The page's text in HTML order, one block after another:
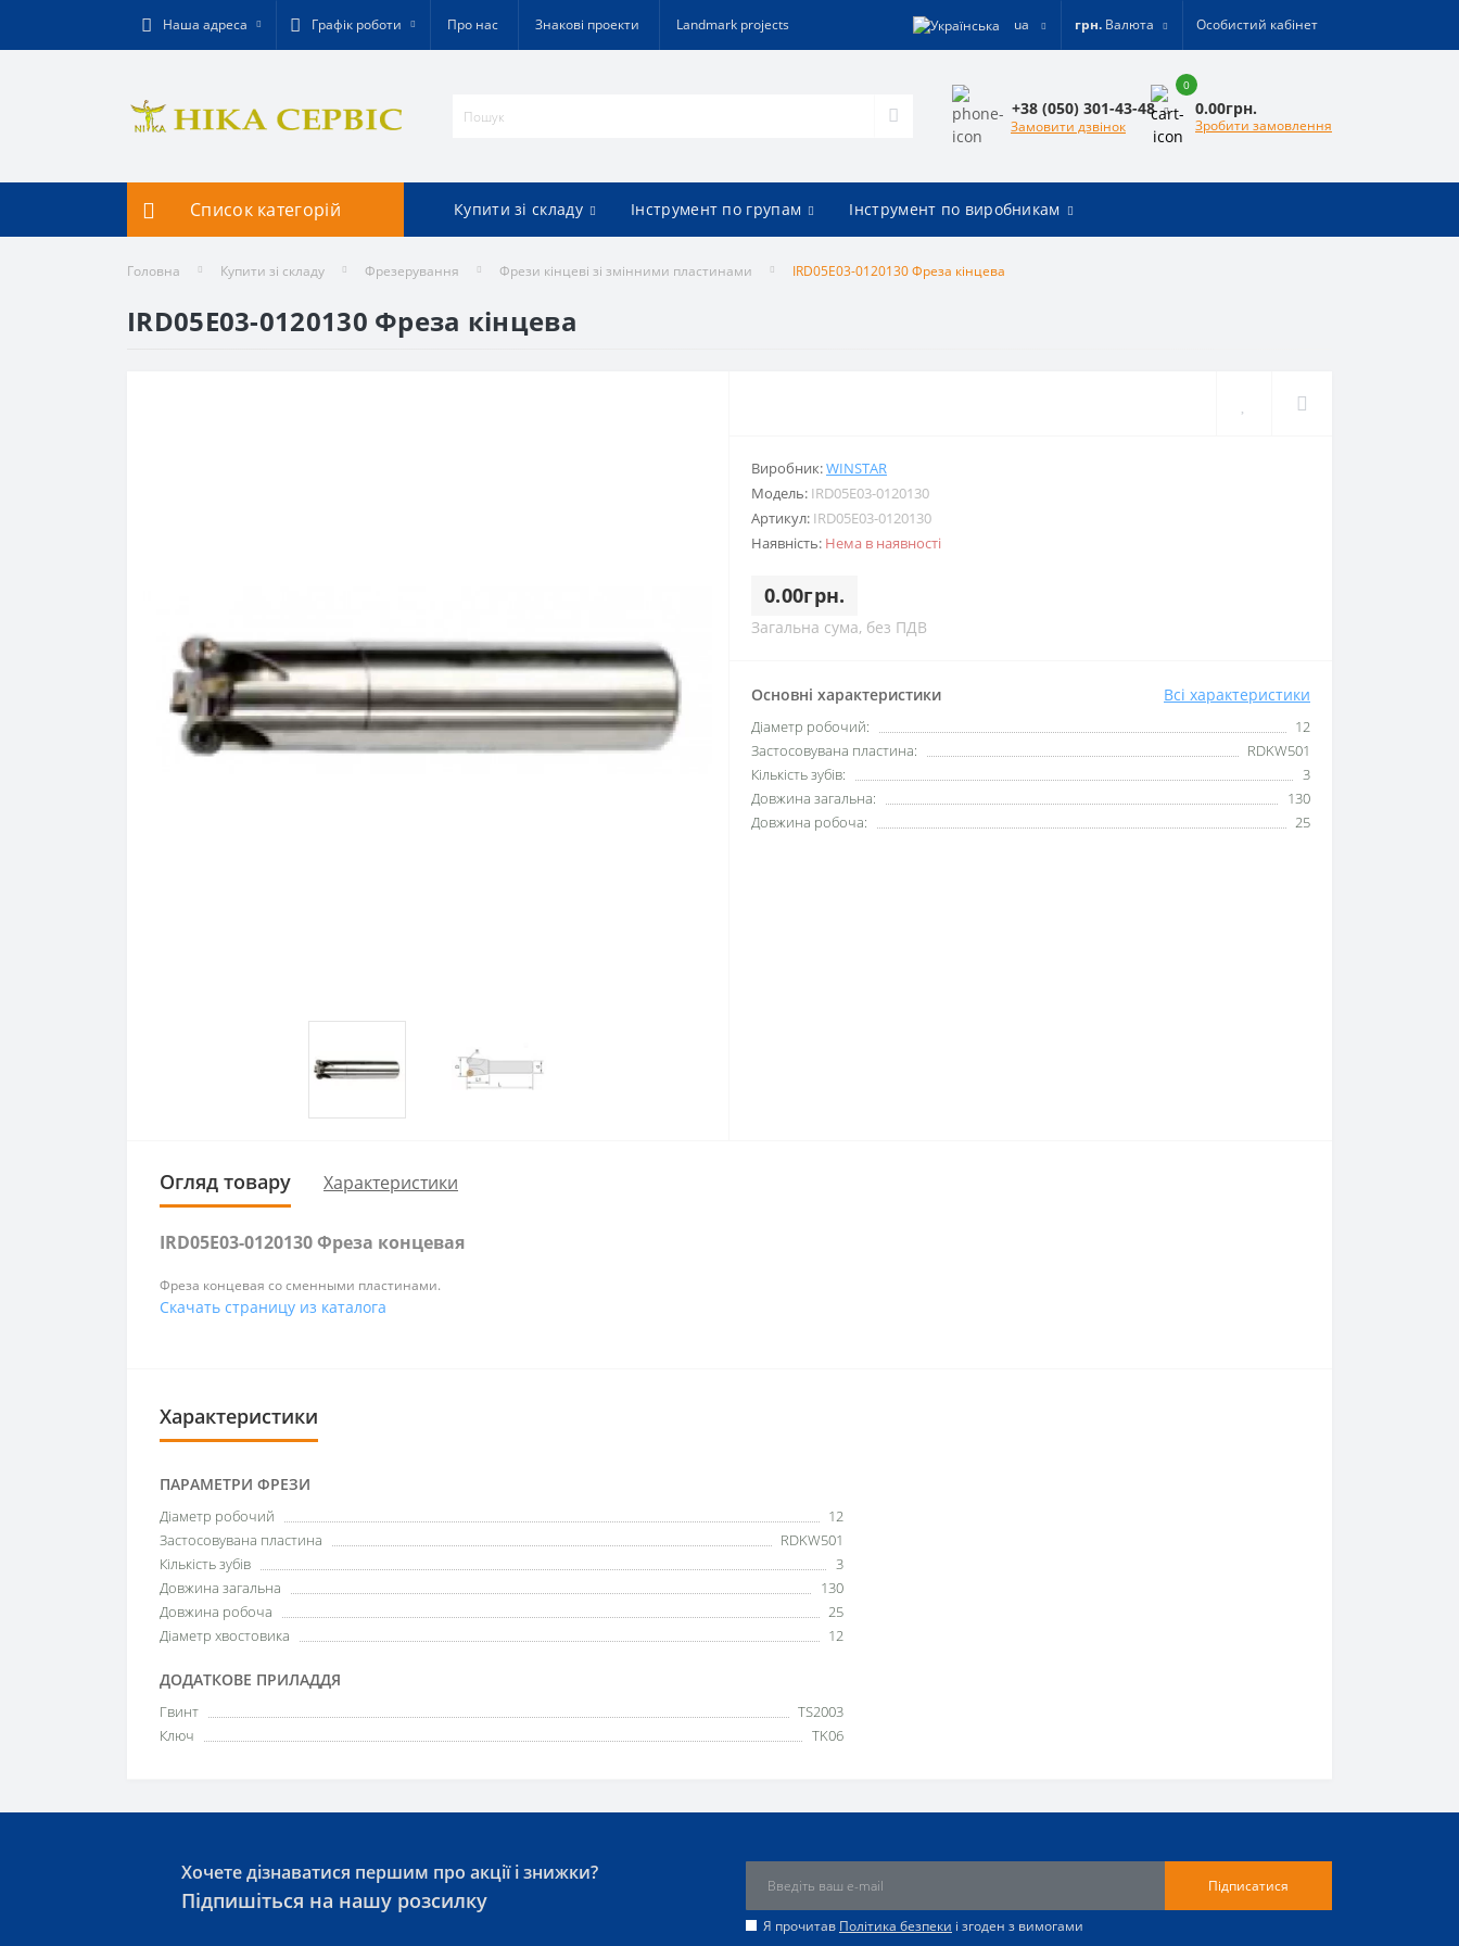
Наша адреса Графік роботи Про нас Знакові проекти Landmark projects ua грн. Валюта Особистий кабінет
+38 (050) 301-43-48
Замовити дзвінок
0
0.00грн.
Зробити замовлення
Список категорій Купити зі складу Інструмент по групам Інструмент по виробникам
Головна Купити зі складу Фрезерування Фрези кінцеві зі змінними пластинами IRD05E03-0120130 Фреза кінцева
IRD05E03-0120130 Фреза кінцева
Виробник:WINSTAR
Модель: IRD05E03-0120130
Артикул: IRD05E03-0120130
Наявність: Нема в наявності
0.00грн.
Загальна сума, без ПДВ
Основні характеристики Всі характеристики
Діаметр робочий:
12
Застосовувана пластина:
RDKW501
Кількість зубів:
3
Довжина загальна:
130
Довжина робоча:
25
Огляд товару Характеристики
IRD05E03-0120130 Фреза концевая
Фреза концевая со сменными пластинами.
Скачать страницу из каталога
Характеристики
ПАРАМЕТРИ ФРЕЗИ
Діаметр робочий
12
Застосовувана пластина
RDKW501
Кількість зубів
3
Довжина загальна
130
Довжина робоча
25
Діаметр хвостовика
12
ДОДАТКОВЕ ПРИЛАДДЯ
Гвинт
TS2003
Ключ
TK06
Хочете дізнаватися першим про акції і знижки?
Підпишіться на нашу розсилку
Підписатися
Я прочитав Політика безпеки і згоден з вимогами